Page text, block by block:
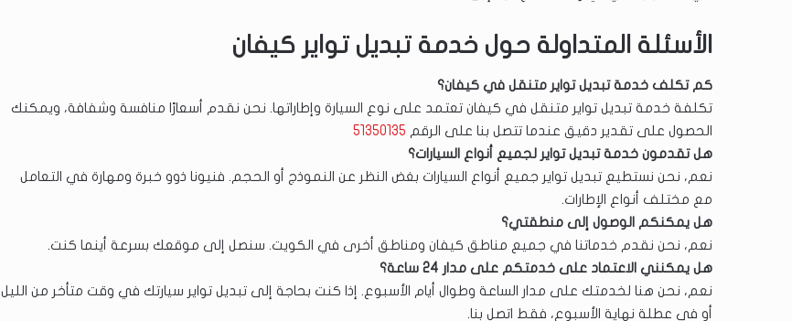
الأسئلة المتداولة حول خدمة تبديل تواير كيفان
كم تكلف خدمة تبديل تواير متنقل في كيفان؟
تكلفة خدمة تبديل تواير متنقل في كيفان تعتمد على نوع السيارة وإطاراتها. نحن نقدم أسعارًا منافسة وشفافة، ويمكنك
الحصول على تقدير دقيق عندما تتصل بنا على الرقم 51350135
هل تقدمون خدمة تبديل تواير لجميع أنواع السيارات؟
نعم، نحن نستطيع تبديل تواير جميع أنواع السيارات بغض النظر عن النموذج أو الحجم. فنيونا ذوو خبرة ومهارة في التعامل
مع مختلف أنواع الإطارات.
هل يمكنكم الوصول إلى منطقتي؟
نعم، نحن نقدم خدماتنا في جميع مناطق كيفان ومناطق أخرى في الكويت. سنصل إلى موقعك بسرعة أينما كنت.
هل يمكنني الاعتماد على خدمتكم على مدار 24 ساعة؟
نعم، نحن هنا لخدمتك على مدار الساعة وطوال أيام الأسبوع. إذا كنت بحاجة إلى تبديل تواير سيارتك في وقت متأخر من الليل
أو في عطلة نهاية الأسبوع، فقط اتصل بنا.